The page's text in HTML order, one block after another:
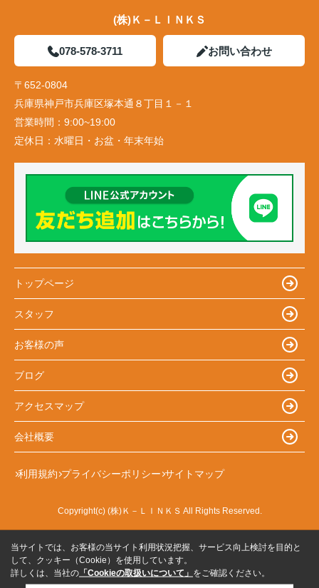
(株)Ｋ－ＬＩＮＫＳ
078-578-3711 お問い合わせ
〒652-0804
兵庫県神戸市兵庫区塚本通８丁目１－１
営業時間： 9:00~19:00
定休日： 水曜日・お盆・年末年始
トップページ
スタッフ
お客様の声
ブログ
アクセスマップ
会社概要
利用規約 プライバシーポリシー サイトマップ
Copyright(c) (株)Ｋ－ＬＩＮＫＳ All Rights Reserved.
当サイトでは、お客様の当サイト利用状況把握、サービス向上検討を目的と
して、クッキー（Cookie）を使用しています。
詳しくは、当社の 「Cookieの取扱いについて」 をご確認ください。